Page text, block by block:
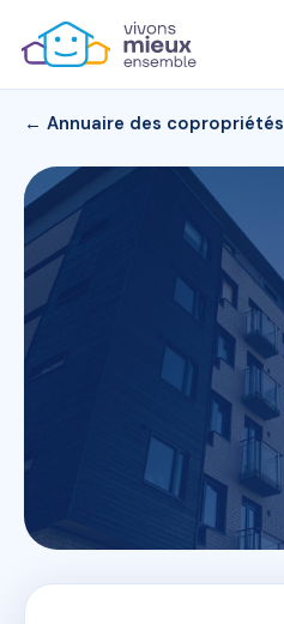
← Annuaire des copropriétés